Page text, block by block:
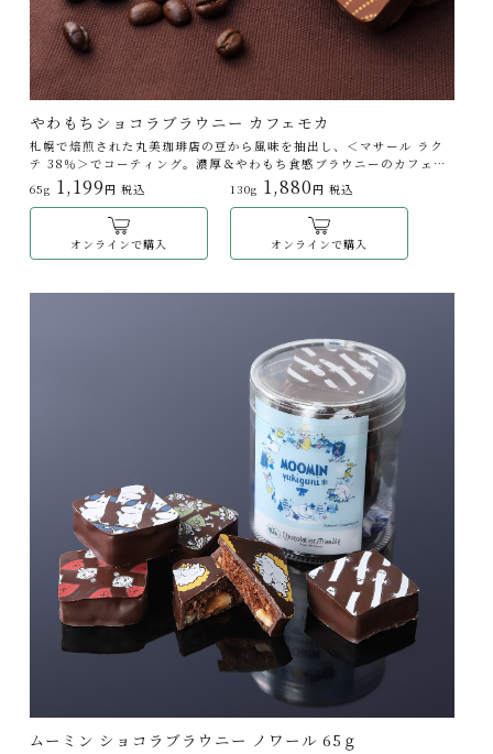
やわもちショコラブラウニー カフェモカ
札幌で焙煎された丸美珈琲店の豆から風味を抽出し、＜マサール ラク
テ 38％＞でコーティング。濃厚＆やわもち食感ブラウニーのカフェモ
カ味です。
65g 1,199 円 税込
オンラインで購入
130g 1,880 円 税込
オンラインで購入
ムーミン ショコラブラウニー ノワール 65ｇ